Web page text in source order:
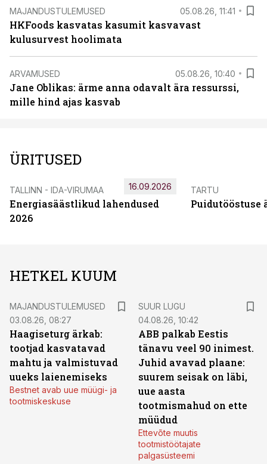
MAJANDUSTULEMUSED 05.08.26, 11:41
HKFoods kasvatas kasumit kasvavast
kulusurvest hoolimata
ARVAMUSED 05.08.26, 10:40
Jane Oblikas: ärme anna odavalt ära ressurssi,
mille hind ajas kasvab
ÜRITUSED
TALLINN - IDA-VIRUMAA
Energiasäästlikud lahendused
2026
16.09.2026 TARTU
Puidutööstuse
HETKEL KUUM
MAJANDUSTULEMUSED
03.08.26, 08:27
Haagiseturg ärkab:
tootjad kasvatavad
mahtu ja valmistuvad
uueks laienemiseks
Bestnet avab uue müügi- ja
tootmiskeskuse
SUUR LUGU
04.08.26, 10:42
ABB palkab Eestis
tänavu veel 90 inimest.
Juhid avavad plaane:
suurem seisak on läbi,
uue aasta
tootmismahud on ette
müüdud
Ettevõte muutis
tootmistöötajate
palgasüsteemi